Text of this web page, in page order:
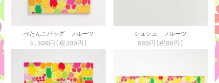
ぺたんこバッグ フルーツ
3,300円(税300円)
シュシュ フルーツ
880円(税80円)